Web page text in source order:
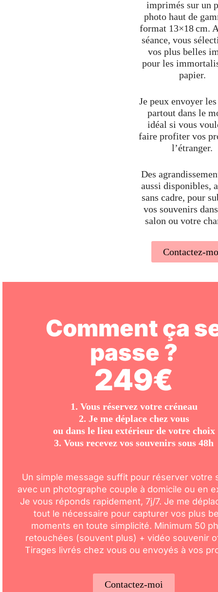
imprimés sur un
photo haut de
format 13×18 cm.
séance, vous
vos plus belles
pour les
papier.
Je peux envoyer
partout dans le
idéal si vous
faire profiter vos
l’étranger.
Des
aussi disponibles,
sans cadre, pour
vos souvenirs
salon ou votre
Contactez-
Comment ça
passe ?
249€
1. Vous réservez votre créneau
2. Je me déplace chez vous
ou dans le lieu extérieur de votre choix
3. Vous recevez vos souvenirs sous 48h
Un simple message suffit pour réserver votre
avec un photographe couple à domicile ou en
Je vous réponds rapidement, 7j/7. Je me
tout le nécessaire pour capturer vos plus
moments en toute simplicité. Minimum 50
retouchées (souvent plus) + vidéo souvenir
Tirages livrés chez vous ou envoyés à vos
Contactez-moi